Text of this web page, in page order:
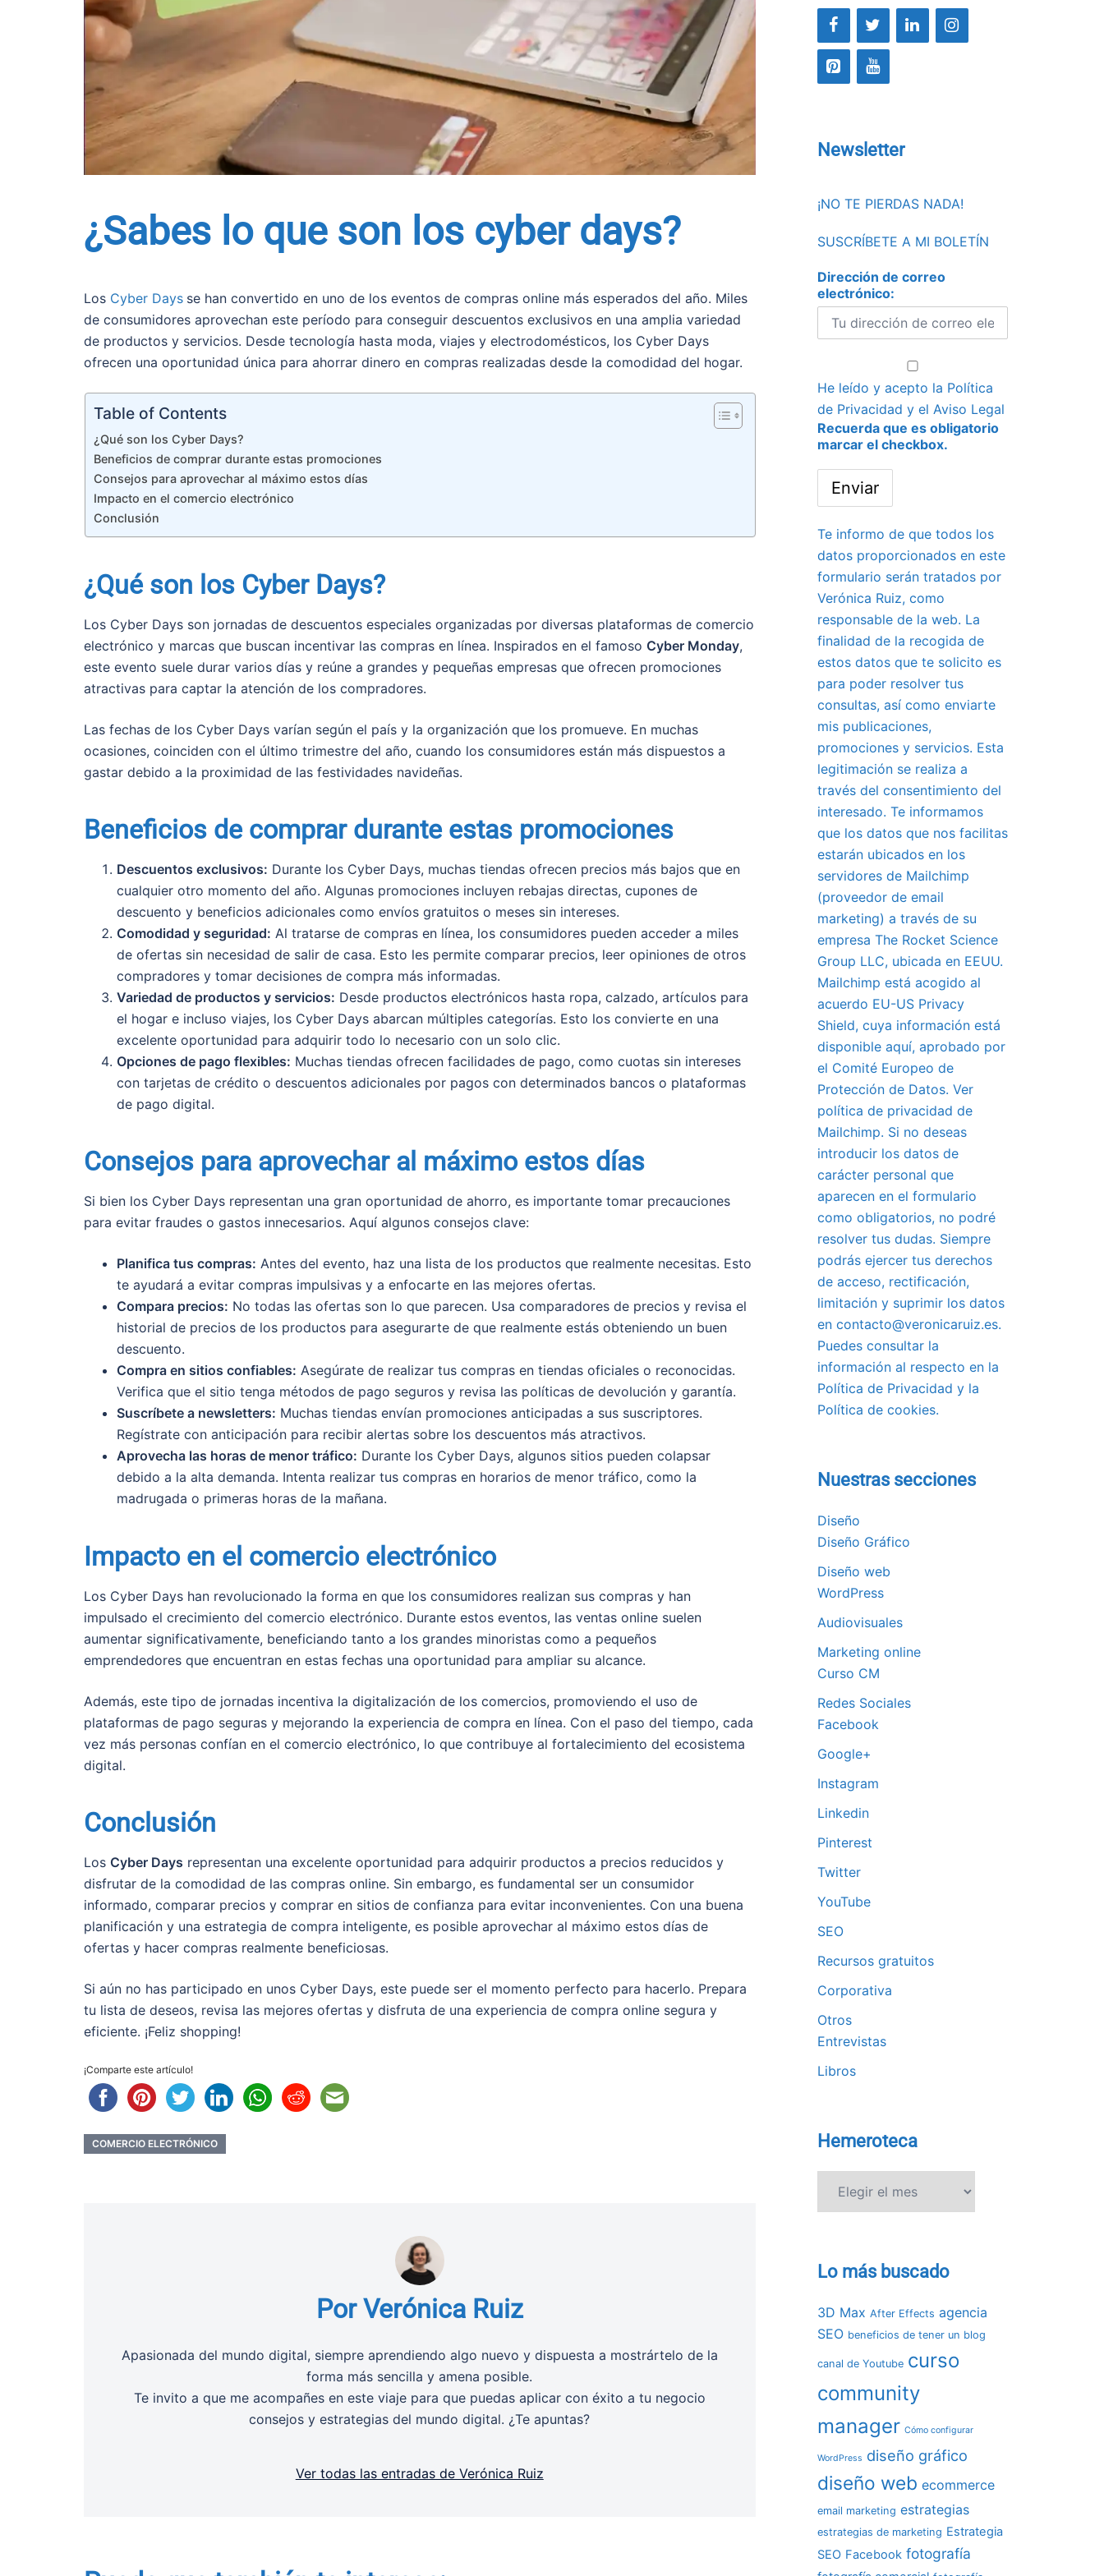
¿Sabes lo que son los cyber days?
Los Cyber Days se han convertido en uno de los eventos de compras online más esperados del año. Miles
de consumidores aprovechan este período para conseguir descuentos exclusivos en una amplia variedad
de productos y servicios. Desde tecnología hasta moda, viajes y electrodomésticos, los Cyber Days
ofrecen una oportunidad única para ahorrar dinero en compras realizadas desde la comodidad del hogar.
Table of Contents
¿Qué son los Cyber Days?
Beneficios de comprar durante estas promociones
Consejos para aprovechar al máximo estos días
Impacto en el comercio electrónico
Conclusión
¿Qué son los Cyber Days?
Los Cyber Days son jornadas de descuentos especiales organizadas por diversas plataformas de comercio
electrónico y marcas que buscan incentivar las compras en línea. Inspirados en el famoso Cyber Monday,
este evento suele durar varios días y reúne a grandes y pequeñas empresas que ofrecen promociones
atractivas para captar la atención de los compradores.
Las fechas de los Cyber Days varían según el país y la organización que los promueve. En muchas
ocasiones, coinciden con el último trimestre del año, cuando los consumidores están más dispuestos a
gastar debido a la proximidad de las festividades navideñas.
Beneficios de comprar durante estas promociones
Descuentos exclusivos: Durante los Cyber Days, muchas tiendas ofrecen precios más bajos que en
cualquier otro momento del año. Algunas promociones incluyen rebajas directas, cupones de
descuento y beneficios adicionales como envíos gratuitos o meses sin intereses.
Comodidad y seguridad: Al tratarse de compras en línea, los consumidores pueden acceder a miles
de ofertas sin necesidad de salir de casa. Esto les permite comparar precios, leer opiniones de otros
compradores y tomar decisiones de compra más informadas.
Variedad de productos y servicios: Desde productos electrónicos hasta ropa, calzado, artículos para
el hogar e incluso viajes, los Cyber Days abarcan múltiples categorías. Esto los convierte en una
excelente oportunidad para adquirir todo lo necesario con un solo clic.
Opciones de pago flexibles: Muchas tiendas ofrecen facilidades de pago, como cuotas sin intereses
con tarjetas de crédito o descuentos adicionales por pagos con determinados bancos o plataformas
de pago digital.
Consejos para aprovechar al máximo estos días
Si bien los Cyber Days representan una gran oportunidad de ahorro, es importante tomar precauciones
para evitar fraudes o gastos innecesarios. Aquí algunos consejos clave:
Planifica tus compras: Antes del evento, haz una lista de los productos que realmente necesitas. Esto
te ayudará a evitar compras impulsivas y a enfocarte en las mejores ofertas.
Compara precios: No todas las ofertas son lo que parecen. Usa comparadores de precios y revisa el
historial de precios de los productos para asegurarte de que realmente estás obteniendo un buen
descuento.
Compra en sitios confiables: Asegúrate de realizar tus compras en tiendas oficiales o reconocidas.
Verifica que el sitio tenga métodos de pago seguros y revisa las políticas de devolución y garantía.
Suscríbete a newsletters: Muchas tiendas envían promociones anticipadas a sus suscriptores.
Regístrate con anticipación para recibir alertas sobre los descuentos más atractivos.
Aprovecha las horas de menor tráfico: Durante los Cyber Days, algunos sitios pueden colapsar
debido a la alta demanda. Intenta realizar tus compras en horarios de menor tráfico, como la
madrugada o primeras horas de la mañana.
Impacto en el comercio electrónico
Los Cyber Days han revolucionado la forma en que los consumidores realizan sus compras y han
impulsado el crecimiento del comercio electrónico. Durante estos eventos, las ventas online suelen
aumentar significativamente, beneficiando tanto a los grandes minoristas como a pequeños
emprendedores que encuentran en estas fechas una oportunidad para ampliar su alcance.
Además, este tipo de jornadas incentiva la digitalización de los comercios, promoviendo el uso de
plataformas de pago seguras y mejorando la experiencia de compra en línea. Con el paso del tiempo, cada
vez más personas confían en el comercio electrónico, lo que contribuye al fortalecimiento del ecosistema
digital.
Conclusión
Los Cyber Days representan una excelente oportunidad para adquirir productos a precios reducidos y
disfrutar de la comodidad de las compras online. Sin embargo, es fundamental ser un consumidor
informado, comparar precios y comprar en sitios de confianza para evitar inconvenientes. Con una buena
planificación y una estrategia de compra inteligente, es posible aprovechar al máximo estos días de
ofertas y hacer compras realmente beneficiosas.
Si aún no has participado en unos Cyber Days, este puede ser el momento perfecto para hacerlo. Prepara
tu lista de deseos, revisa las mejores ofertas y disfruta de una experiencia de compra online segura y
eficiente. ¡Feliz shopping!
¡Comparte este artículo!
COMERCIO ELECTRÓNICO
Por Verónica Ruiz
Apasionada del mundo digital, siempre aprendiendo algo nuevo y dispuesta a mostrártelo de la
forma más sencilla y amena posible.
Te invito a que me acompañes en este viaje para que puedas aplicar con éxito a tu negocio
consejos y estrategias del mundo digital. ¿Te apuntas?
Ver todas las entradas de Verónica Ruiz
Newsletter
¡NO TE PIERDAS NADA!
SUSCRÍBETE A MI BOLETÍN
Dirección de correo
electrónico:
He leído y acepto la Política
de Privacidad y el Aviso Legal
Recuerda que es obligatorio
marcar el checkbox.
Te informo de que todos los
datos proporcionados en este
formulario serán tratados por
Verónica Ruiz, como
responsable de la web. La
finalidad de la recogida de
estos datos que te solicito es
para poder resolver tus
consultas, así como enviarte
mis publicaciones,
promociones y servicios. Esta
legitimación se realiza a
través del consentimiento del
interesado. Te informamos
que los datos que nos facilitas
estarán ubicados en los
servidores de Mailchimp
(proveedor de email
marketing) a través de su
empresa The Rocket Science
Group LLC, ubicada en EEUU.
Mailchimp está acogido al
acuerdo EU-US Privacy
Shield, cuya información está
disponible aquí, aprobado por
el Comité Europeo de
Protección de Datos. Ver
política de privacidad de
Mailchimp. Si no deseas
introducir los datos de
carácter personal que
aparecen en el formulario
como obligatorios, no podré
resolver tus dudas. Siempre
podrás ejercer tus derechos
de acceso, rectificación,
limitación y suprimir los datos
en contacto@veronicaruiz.es.
Puedes consultar la
información al respecto en la
Política de Privacidad y la
Política de cookies.
Nuestras secciones
Diseño
Diseño Gráfico
Diseño web
WordPress
Audiovisuales
Marketing online
Curso CM
Redes Sociales
Facebook
Google+
Instagram
Linkedin
Pinterest
Twitter
YouTube
SEO
Recursos gratuitos
Corporativa
Otros
Entrevistas
Libros
Hemeroteca
Lo más buscado
3D Max After Effects agencia
SEO beneficios de tener un blog
canal de Youtube curso
community
manager Cómo configurar
WordPress diseño gráfico
diseño web ecommerce
email marketing estrategias
estrategias de marketing Estrategia
SEO Facebook fotografía